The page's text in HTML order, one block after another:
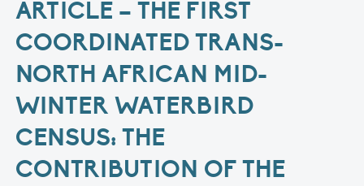
ARTICLE – THE FIRST
COORDINATED TRANS-
NORTH AFRICAN MID-
WINTER WATERBIRD
CENSUS: THE
CONTRIBUTION OF THE